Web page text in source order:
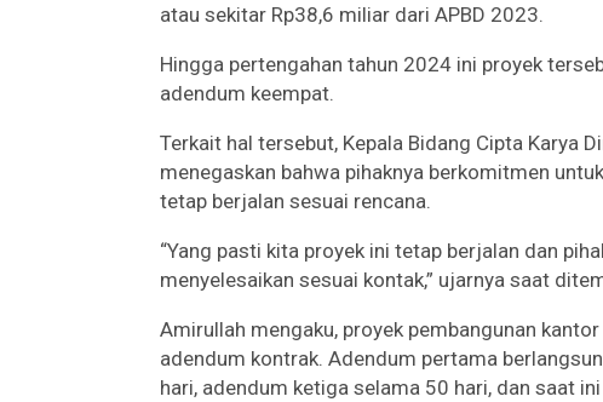
atau sekitar Rp38,6 miliar dari APBD 2023.
Hingga pertengahan tahun 2024 ini proyek
adendum keempat.
Terkait hal tersebut, Kepala Bidang Cipta Karya
menegaskan bahwa pihaknya berkomitmen
tetap berjalan sesuai rencana.
“Yang pasti kita proyek ini tetap berjalan dan
menyelesaikan sesuai kontak,” ujarnya saat
Amirullah mengaku, proyek pembangunan
adendum kontrak. Adendum pertama
hari, adendum ketiga selama 50 hari, dan saat